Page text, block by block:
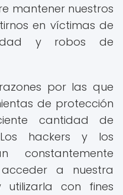
mantener nuestros
en víctimas de
y robos de
por las que
de protección
cantidad de
hackers y los
constantemente
a nuestra
utilizarla con fines